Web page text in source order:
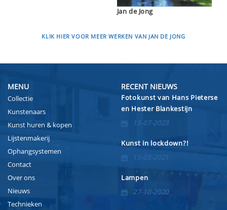
Jan de Jong
KLIK HIER VOOR MEER WERKEN VAN JAN DE JONG
MENU
Collectie
Kunstenaars
Kunst huren & kopen
Lijstenmakerij
Ophangsystemen
Contact
Over ons
Nieuws
Technieken
RECENT NIEUWS
Fotokunst van Hans Pieterse
en Hester Blankestijn
15-07-2023
Kunst in lockdown?!
15-03-2021
Lampen
27-10-2020